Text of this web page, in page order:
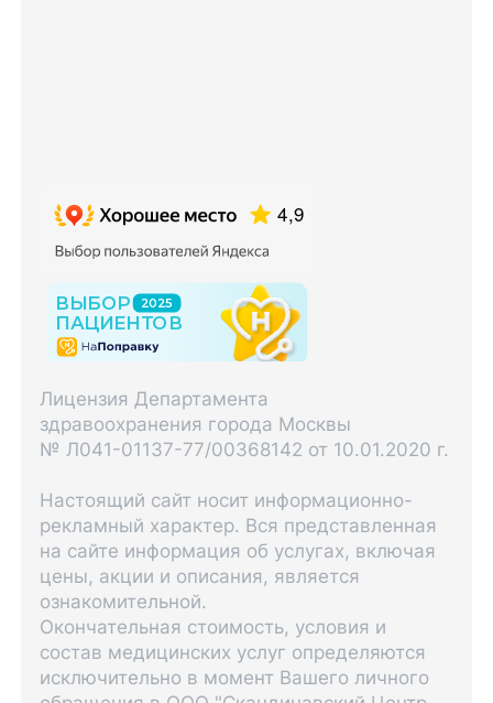
Лицензия Департамента
здравоохранения города Москвы
№ Л041-01137-77/00368142 от 10.01.2020 г.
Настоящий сайт носит информационно-
рекламный характер. Вся представленная
на сайте информация об услугах, включая
цены, акции и описания, является
ознакомительной.
Окончательная стоимость, условия и
состав медицинских услуг определяются
исключительно в момент Вашего личного